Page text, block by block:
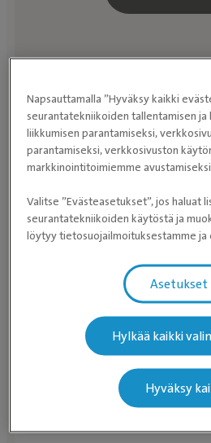
Etkö halua jakaa sijaintiasi
eläinlääkäriasemiasen sijaan.
Eläimet ovat
kipua. Testaa, onko
Napsauttamalla ”Hyväksy kaikki
seurantatekniikoiden tallentamisen
liikkumisen parantamiseksi,
parantamiseksi, verkkosivuston
markkinointitoimiemme
Valitse ”Evästeasetukset”, jos haluat
seurantatekniikoiden käytöstä ja
löytyy tietosuojailmoituksestamme ja
Asetukset
Hylkää kaikki
Hyväksy